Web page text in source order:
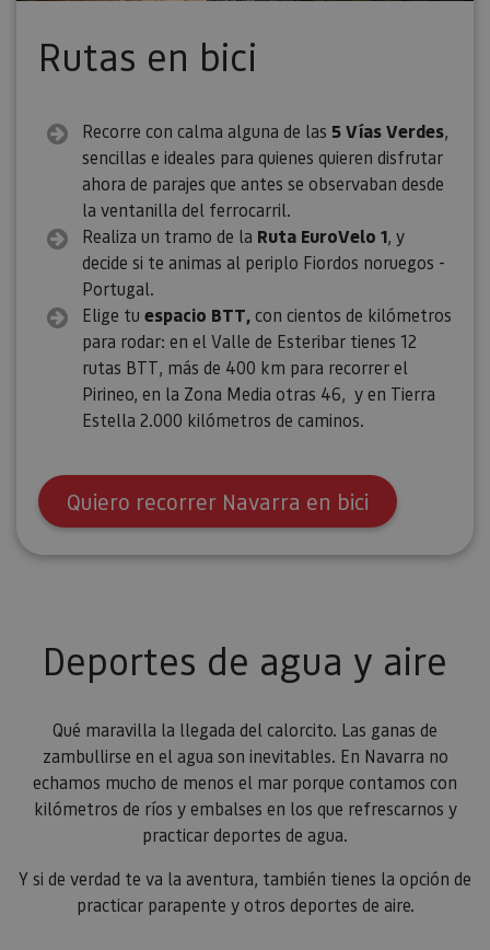
Rutas en bici
Recorre con calma alguna de las 5 Vías Verdes,
sencillas e ideales para quienes quieren disfrutar
ahora de parajes que antes se observaban desde
la ventanilla del ferrocarril.
Realiza un tramo de la Ruta EuroVelo 1, y
decide si te animas al periplo Fiordos noruegos -
Portugal.
Elige tu espacio BTT,con cientos de kilómetros
para rodar: en el Valle de Esteribar tienes 12
rutas BTT, más de 400 km para recorrer el
Pirineo, en la Zona Media otras 46, y en Tierra
Estella 2.000 kilómetros de caminos.
Quiero recorrer Navarra en bici
Deportes de agua y aire
Qué maravilla la llegada del calorcito. Las ganas de
zambullirse en el agua son inevitables. En Navarra no
echamos mucho de menos el mar porque contamos con
kilómetros de ríos y embalses en los que refrescarnos y
practicar deportes de agua.
Y si de verdad te va la aventura, también tienes la opción de
practicar parapente y otros deportes de aire.